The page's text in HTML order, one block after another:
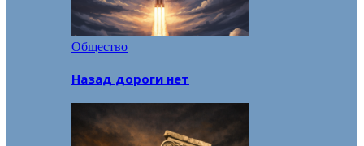
Общество
Назад дороги нет